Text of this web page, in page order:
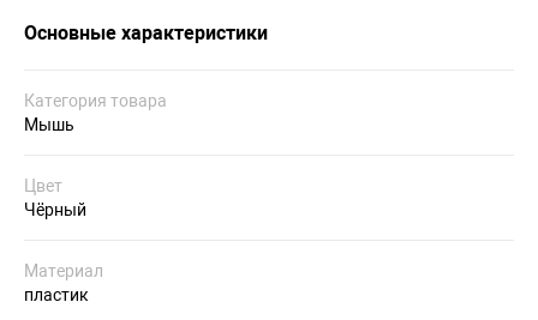
Основные характеристики
Категория товара
Мышь
Цвет
Чёрный
Материал
пластик